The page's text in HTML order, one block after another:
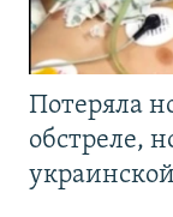
Потеряла
обстреле,